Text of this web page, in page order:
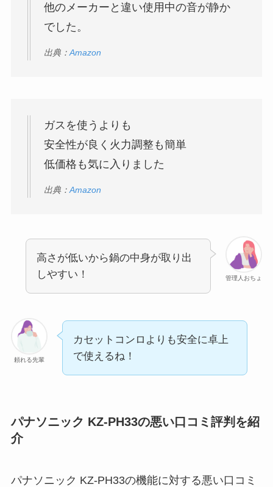
他のメーカーと違い使用中の音が静か
でした。
出典： Amazon
ガスを使うよりも
安全性が良く火力調整も簡単
低価格も気に入りました
出典： Amazon
管理人おちょ
高さが低いから鍋の中身が取り出
しやすい！
頼れる先輩
カセットコンロよりも安全に卓上
で使えるね！
パナソニック KZ-PH33の悪い口コミ評判を紹
介
パナソニック KZ-PH33の機能に対する悪い口コミ